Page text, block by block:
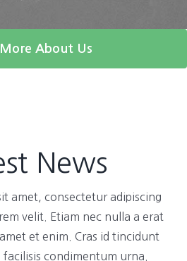
More About Us
News
amet, consectetur adipiscing
velit. Etiam nec nulla a erat
et enim. Cras id tincidunt
facilisis condimentum urna.